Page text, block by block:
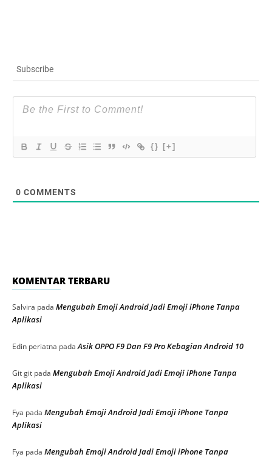
Subscribe
{} [+]
0 COMMENTS
KOMENTAR TERBARU
Salvira pada Mengubah Emoji Android Jadi Emoji iPhone Tanpa
Aplikasi
Edin periatna padaAsik OPPO F9 Dan F9 Pro Kebagian Android 10
Git git pada Mengubah Emoji Android Jadi Emoji iPhone Tanpa
Aplikasi
Fya pada Mengubah Emoji Android Jadi Emoji iPhone Tanpa
Aplikasi
Fya pada Mengubah Emoji Android Jadi Emoji iPhone Tanpa